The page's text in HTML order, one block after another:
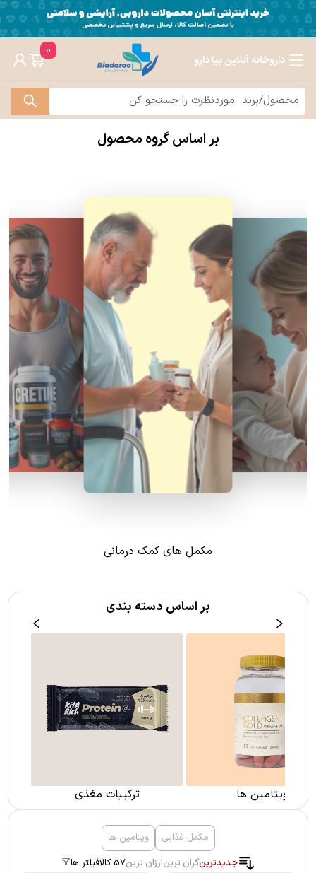
داروخانه آنلاین بیا دارو
0
بر اساس گروه محصول
مکمل های کمک درمانی
بر اساس دسته بندی
ویتامین ها ترکیبات مغذی
مکمل غذایی
ویتامین ها
جدیدترینگران ترینارزان ترین57 کالا فیلتر ها